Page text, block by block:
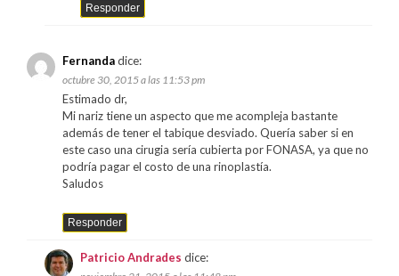
Responder
Fernandadice:
octubre 30, 2015 a las 11:53 pm
Estimado dr,
Mi nariz tiene un aspecto que me acompleja bastante
además de tener el tabique desviado. Quería saber si en
este caso una cirugia sería cubierta por FONASA, ya que no
podría pagar el costo de una rinoplastía.
Saludos
Responder
Patricio Andrades dice: